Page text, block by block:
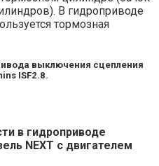
В гидроприводе
тормозная
выключения сцепления
ISF2.8.
в гидроприводе
NEXT с двигателем